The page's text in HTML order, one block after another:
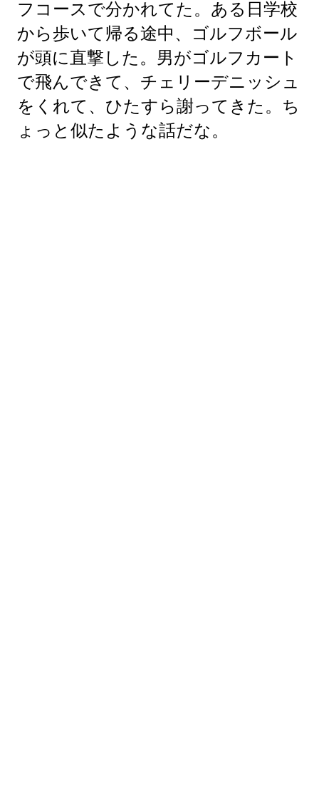
フコースで分かれてた。ある日学校
から歩いて帰る途中、ゴルフボール
が頭に直撃した。男がゴルフカート
で飛んできて、チェリーデニッシュ
をくれて、ひたすら謝ってきた。ち
ょっと似たような話だな。